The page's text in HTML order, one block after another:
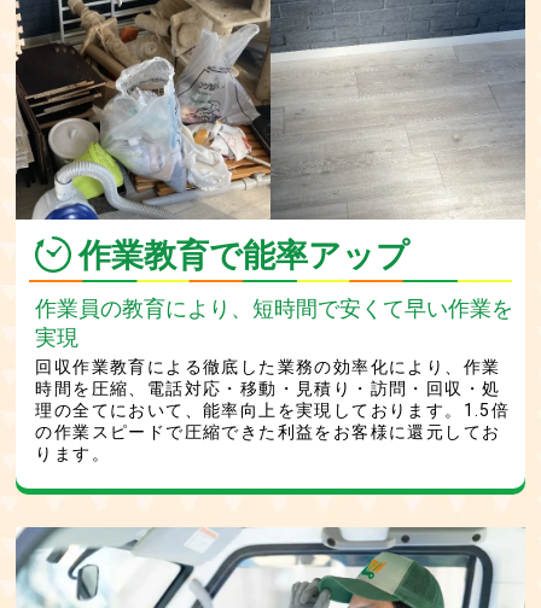
作業教育で能率アップ
作業員の教育により、短時間で安くて早い作業を
実現
回収作業教育による徹底した業務の効率化により、作業
時間を圧縮、電話対応・移動・見積り・訪問・回収・処
理の全てにおいて、能率向上を実現しております。1.5倍
の作業スピードで圧縮できた利益をお客様に還元してお
ります。